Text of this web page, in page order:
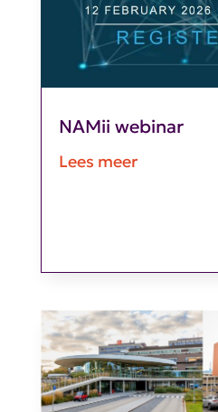
NAMii webinar
Lees meer